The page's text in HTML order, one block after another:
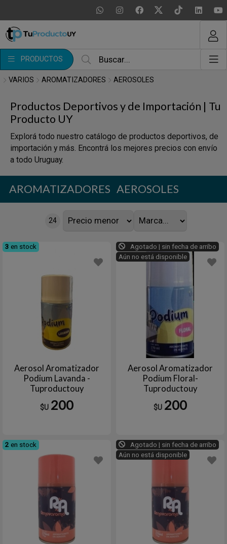
PRODUCTOS
MI COMPRA
VARIOS AROMATIZADORES AEROSOLES
Productos Deportivos y de Importación | Tu
Producto UY
Explorá todo nuestro catálogo de productos deportivos, de
importación y más. Encontrá los mejores precios con envío
a todo Uruguay.
AROMATIZADORES AEROSOLES
24
3 en stock
Aerosol Aromatizador
Podium Lavanda -
Tuproductouy
$U 200
Agotado | sin fecha de arribo
Aún no está disponible
Aerosol Aromatizador
Podium Floral-
Tuproductouy
$U 200
2 en stock
Agotado | sin fecha de arribo
Aún no está disponible